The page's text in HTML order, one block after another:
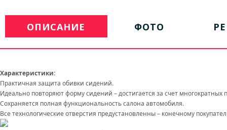
ОПИСАНИЕ ФОТО
Характеристики:
Практичная защита обивки сидений.
Идеально повторяют форму сидений – достигается за счет
Сохраняется полная функциональность салона автомобиля.
Все технологические отверстия предустановленны – конечному